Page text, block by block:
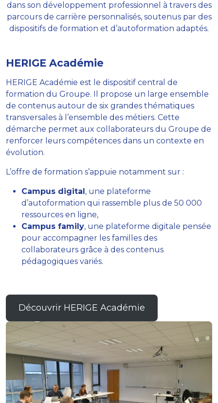
dans son développement professionnel à travers des
parcours de carrière personnalisés, soutenus par des
dispositifs de formation et d’autoformation adaptés.
HERIGE Académie
HERIGE Académie est le dispositif central de
formation du Groupe. Il propose un large ensemble
de contenus autour de six grandes thématiques
transversales à l’ensemble des métiers. Cette
démarche permet aux collaborateurs du Groupe de
renforcer leurs compétences dans un contexte en
évolution.
L’offre de formation s’appuie notamment sur :
Campus digital, une plateforme
d’autoformation qui rassemble plus de 50 000
ressources en ligne,
Campus family, une plateforme digitale pensée
pour accompagner les familles des
collaborateurs grâce à des contenus
pédagogiques variés.
Découvrir HERIGE Académie